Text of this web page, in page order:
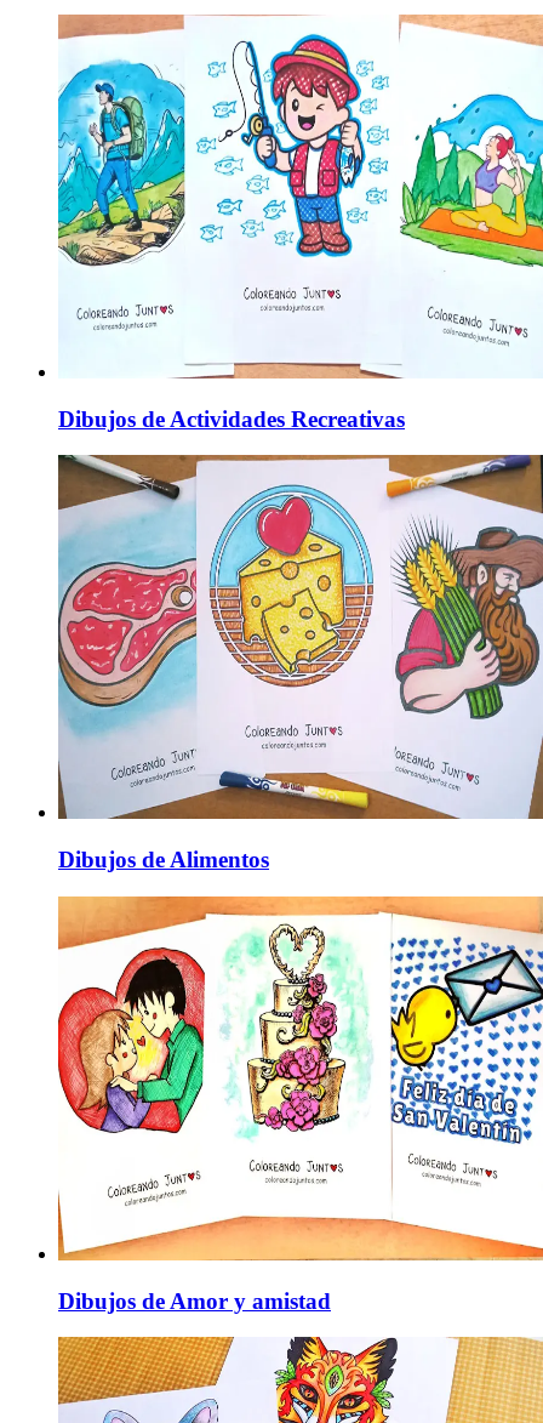
Dibujos de Actividades Recreativas
Dibujos de Alimentos
Dibujos de Amor y amistad